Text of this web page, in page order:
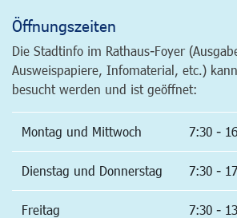
Öffnungszeiten
Die Stadtinfo im Rathaus-Foyer
Ausweispapiere, Infomaterial, etc.)
besucht werden und ist geöffnet:
Montag und Mittwoch 7:30 -
Dienstag und Donnerstag 7:30 -
Freitag 7:30 -